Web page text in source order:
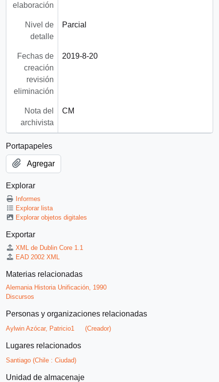
elaboración
Nivel de
detalle
Parcial
Fechas de
creación
revisión
eliminación
2019-8-20
Nota del
archivista
CM
Portapapeles
Agregar
Explorar
Informes
Explorar lista
Explorar objetos digitales
Exportar
XML de Dublin Core 1.1
EAD 2002 XML
Materias relacionadas
Alemania Historia Unificación, 1990
Discursos
Personas y organizaciones relacionadas
Aylwin Azócar, Patricio1 (Creador)
Lugares relacionados
Santiago (Chile : Ciudad)
Unidad de almacenaje